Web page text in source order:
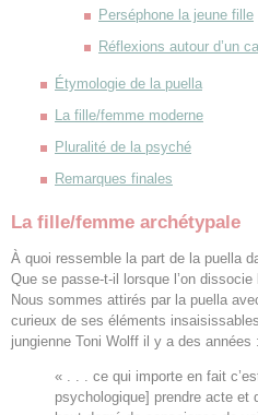
Perséphone la jeune fille
Réflexions autour d’un
Étymologie de la puella
La fille/femme moderne
Pluralité de la psyché
Remarques finales
La fille/femme archétypale
À quoi ressemble la part de la puella
Que se passe-t-il lorsque l’on
Nous sommes attirés par la puella
curieux de ses éléments
jungienne Toni Wolff il y a des années :
« . . . ce qui importe en fait
psychologique] prendre acte et